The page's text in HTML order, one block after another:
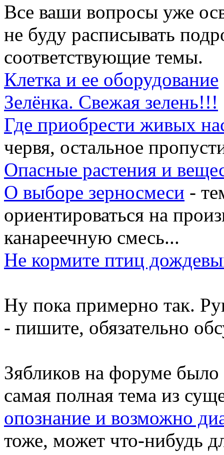
Все ваши вопросы уже
не буду расписывать
соответствующие темы.
Клетка и ее оборудование
Зелёнка. Свежая зелень!!!
Где приобрести живых
червя, остальное
Опасные растения и
О выборе зерносмеси -
ориентироваться на
канареечную смесь...
Не кормите птиц
Ну пока примерно так.
- пишите, обязательно
Зябликов на форуме
самая полная тема из
опознание и возможно
тоже, может что-нибудь